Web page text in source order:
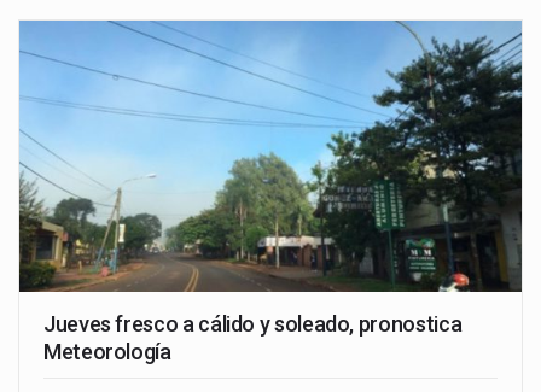
Jueves fresco a cálido y soleado, pronostica
Meteorología